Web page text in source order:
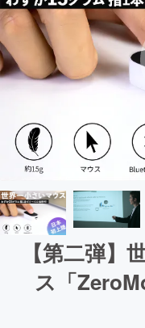
【第二弾】
ス「